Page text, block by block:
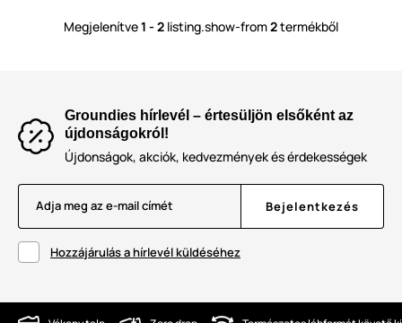
Megjelenítve1 - 2 listing.show-from2termékből
Groundies hírlevél – értesüljön elsőként az
újdonságokról!
Újdonságok, akciók, kedvezmények és érdekességek
Adja meg az e-mail címét Bejelentkezés
Hozzájárulás a hírlevél küldéséhez